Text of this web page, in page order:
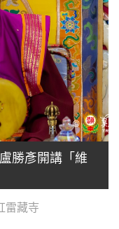
勝彥開講「維
雷藏寺